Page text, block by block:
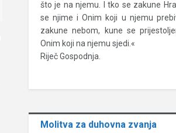
što je na njemu. I tko se zakune
se njime i Onim koji u njemu
zakune nebom, kune se
Onim koji na njemu sjedi.«
Riječ Gospodnja.
Molitva za duhovna zvanja